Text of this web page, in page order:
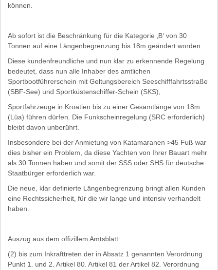
können.
Ab sofort ist die Beschränkung für die Kategorie ‚B‘ von 30
Tonnen auf eine Längenbegrenzung bis 18m geändert worden.
Diese kundenfreundliche und nun klar zu erkennende Regelung
bedeutet, dass nun alle Inhaber des amtlichen
Sportbootführerschein mit Geltungsbereich Seeschifffahrtsstraße
(SBF-See) und Sportküstenschiffer-Schein (SKS),
Sportfahrzeuge in Kroatien bis zu einer Gesamtlänge von 18m
(Lüa) führen dürfen. Die Funkscheinregelung (SRC erforderlich)
bleibt davon unberührt.
Insbesondere bei der Anmietung von Katamaranen >45 Fuß war
dies bisher ein Problem, da diese Yachten von Ihrer Bauart mehr
als 30 Tonnen haben und somit der SSS oder SHS für deutsche
Staatbürger erforderlich war.
Die neue, klar definierte Längenbegrenzung bringt allen Kunden
eine Rechtssicherheit, für die wir lange und intensiv verhandelt
haben.
Auszug aus dem offizillem Amtsblatt:
(2) bis zum Inkrafttreten der in Absatz 1 genannten Verordnung
Punkt 1. und 2. Artikel 80. Artikel 81 der Artikel 82. Verordnung